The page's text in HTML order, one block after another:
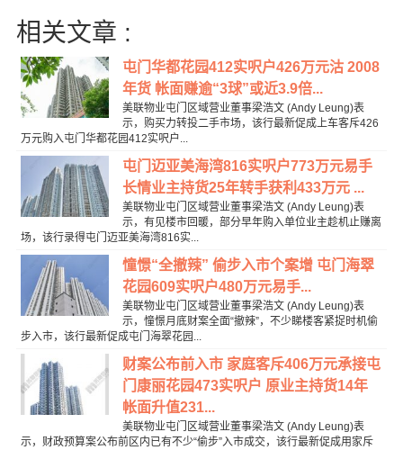
相关文章 :
屯门华都花园412实呎户426万元沽 2008
年货 帐面赚逾“3球”或近3.9倍...
美联物业屯门区域营业董事梁浩文 (Andy Leung)表
示，购买力转投二手市场，该行最新促成上车客斥426
万元购入屯门华都花园412实呎户...
屯门迈亚美海湾816实呎户773万元易手
长情业主持货25年转手获利433万元 ...
美联物业屯门区域营业董事梁浩文 (Andy Leung)表
示，有见楼市回暖，部分早年购入单位业主趁机止赚离
场，该行录得屯门迈亚美海湾816实...
憧憬“全撤辣” 偷步入市个案增 屯门海翠
花园609实呎户480万元易手...
美联物业屯门区域营业董事梁浩文 (Andy Leung)表
示，憧憬月底财案全面“撤辣”，不少睇楼客紧捉时机偷
步入市，该行最新促成屯门海翠花园...
财案公布前入市 家庭客斥406万元承接屯
门康丽花园473实呎户 原业主持货14年
帐面升值231...
美联物业屯门区域营业董事梁浩文 (Andy Leung)表
示，财政预算案公布前区内已有不少“偷步”入市成交，该行最新促成用家斥